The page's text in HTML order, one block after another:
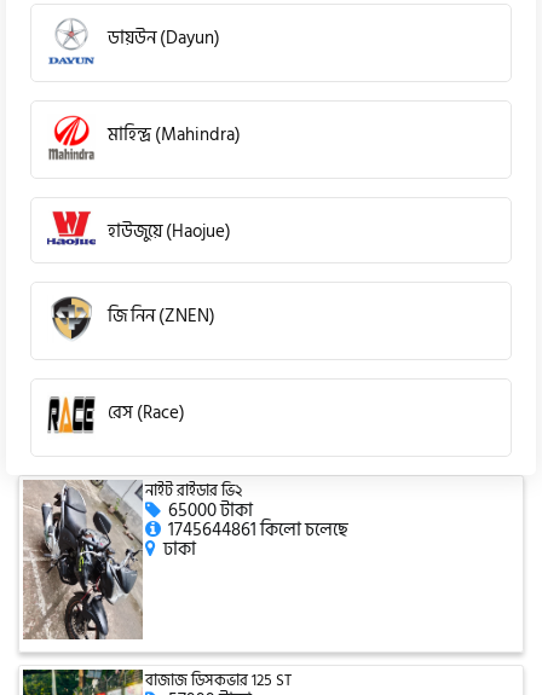
ডায়উন (Dayun)
মাহিন্দ্র (Mahindra)
হাউজুয়ে (Haojue)
জি নিন (ZNEN)
রেস (Race)
কিওয়ে (KeeWay)
পেগাসাস (Pagasus)
নাইট রাইডার ভি২
65000 টাকা
1745644861 কিলো চলেছে
ঢাকা
বাজাজ ডিসকভার 125 ST